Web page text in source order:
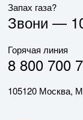
Запах газа?
Звони —
Горячая линия
8 800 700
105120 Москва,